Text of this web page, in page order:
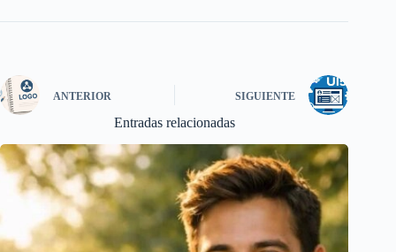
ANTERIOR SIGUIENTE
Entradas relacionadas